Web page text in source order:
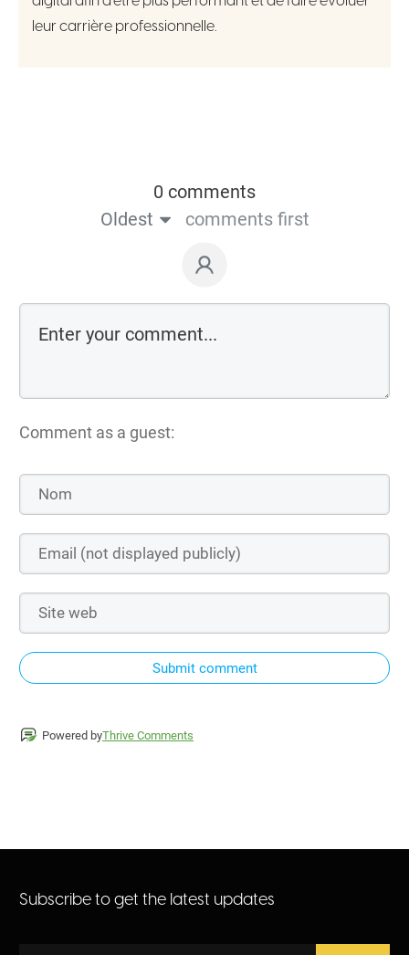
leur carrière professionnelle.
0 comments
Oldest
comments first
Comment as a guest:
Submit comment
Powered byThrive Comments
Subscribe to get the latest updates